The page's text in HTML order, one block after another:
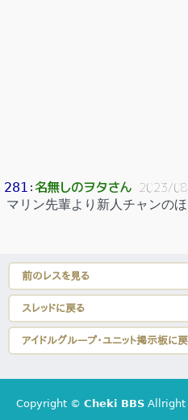
281 ：名無しのヲタさん 2023/
マリン先輩より新人チャンの
前のレスを見る
スレッドに戻る
アイドルグループ・ユニット掲示板に
Copyright © Cheki BBS Allright